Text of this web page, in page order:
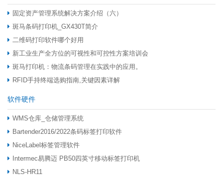
固定资产管理系统解决方案介绍（六）
斑马条码打印机_GX430T简介
二维码打印软件哪个好用
新工业生产全方位的可视性和可控性方案培训会
斑马打印机：物流条码管理在实践中的应用。
RFID手持终端选购指南,关键因素详解
软件硬件
WMS仓库_仓储管理系统
Bartender2016/2022条码标签打印软件
NiceLabel标签管理软件
Intermec易腾迈 PB50四英寸移动标签打印机
NLS-HR11